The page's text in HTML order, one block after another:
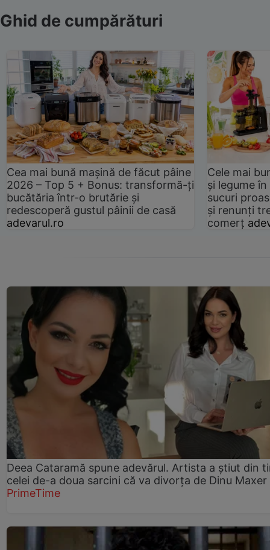
Ghid de cumpărături
Cea mai bună mașină de făcut pâine
2026 – Top 5 + Bonus: transformă-ți
bucătăria într-o brutărie și
redescoperă gustul pâinii de casă
adevarul.ro
Cele mai
și legume
sucuri
și renunți
comerț
Deea Cataramă spune adevărul. Artista a știut din
celei de-a doua sarcini că va divorța de Dinu Maxer
PrimeTime